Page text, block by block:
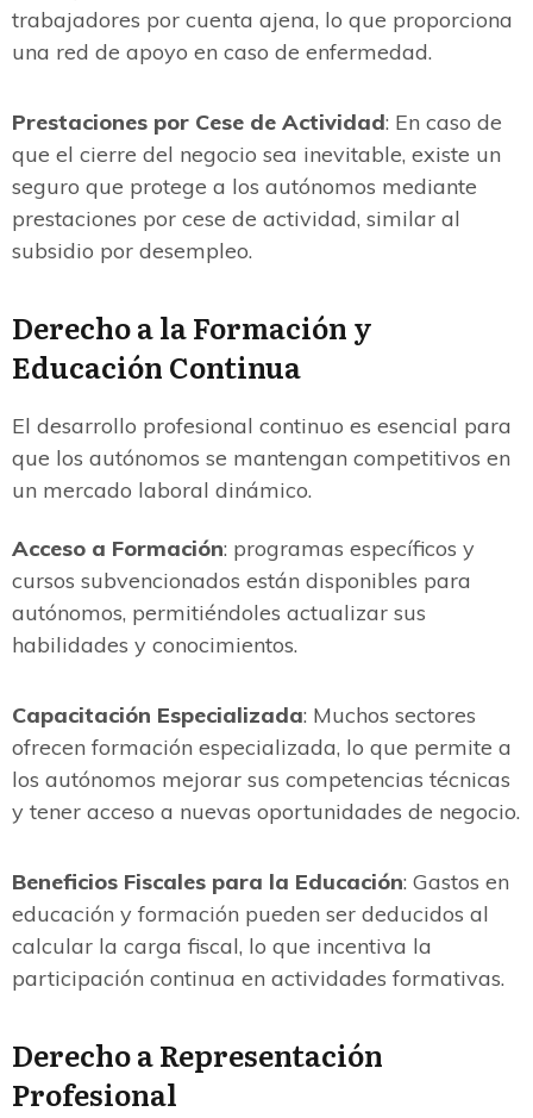
trabajadores por cuenta ajena, lo que proporciona
una red de apoyo en caso de enfermedad.
Prestaciones por Cese de Actividad: En caso de
que el cierre del negocio sea inevitable, existe un
seguro que protege a los autónomos mediante
prestaciones por cese de actividad, similar al
subsidio por desempleo.
Derecho a la Formación y
Educación Continua
El desarrollo profesional continuo es esencial para
que los autónomos se mantengan competitivos en
un mercado laboral dinámico.
Acceso a Formación: programas específicos y
cursos subvencionados están disponibles para
autónomos, permitiéndoles actualizar sus
habilidades y conocimientos.
Capacitación Especializada: Muchos sectores
ofrecen formación especializada, lo que permite a
los autónomos mejorar sus competencias técnicas
y tener acceso a nuevas oportunidades de negocio.
Beneficios Fiscales para la Educación: Gastos en
educación y formación pueden ser deducidos al
calcular la carga fiscal, lo que incentiva la
participación continua en actividades formativas.
Derecho a Representación
Profesional